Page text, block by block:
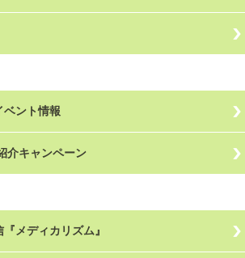
ベント情報
介キャンペーン
メディカリズム』